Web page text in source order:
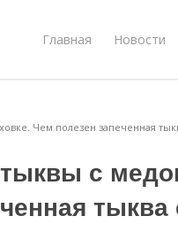
Главная Новости
Чем полезен запеченная
тыквы с
тыква